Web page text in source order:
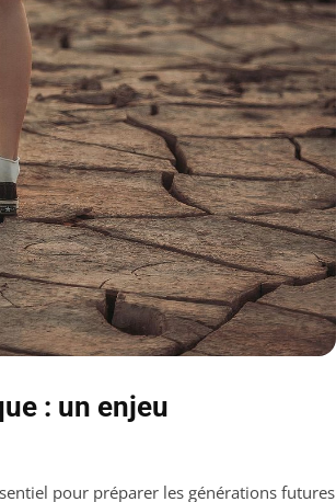
: un enjeu
pour préparer les générations futures